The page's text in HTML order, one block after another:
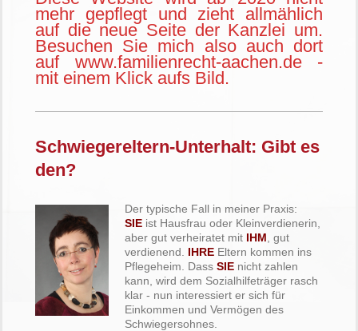
mehr gepflegt und zieht allmählich
auf die neue Seite der Kanzlei um.
Besuchen Sie mich also auch dort
auf www.familienrecht-aachen.de -
mit einem Klick aufs Bild.
Schwiegereltern-Unterhalt: Gibt es
den?
Der typische Fall in meiner Praxis:
SIE ist Hausfrau oder Kleinverdienerin,
aber gut verheiratet mit IHM , gut
verdienend. IHRE Eltern kommen ins
Pflegeheim. Dass SIE nicht zahlen
kann, wird dem Sozialhilfeträger rasch
klar - nun interessiert er sich für
Einkommen und Vermögen des
Schwiegersohnes.